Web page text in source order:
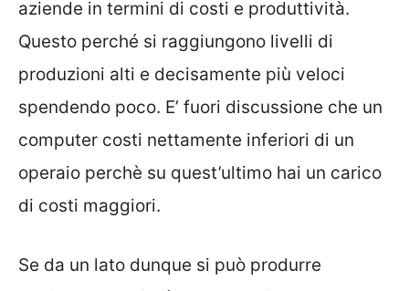
aziende in termini di costi e produttività.
Questo perché si raggiungono livelli di
produzioni alti e decisamente più veloci
spendendo poco. E’ fuori discussione che un
computer costi nettamente inferiori di un
operaio perchè su quest’ultimo hai un carico
di costi maggiori.
Se da un lato dunque si può produrre